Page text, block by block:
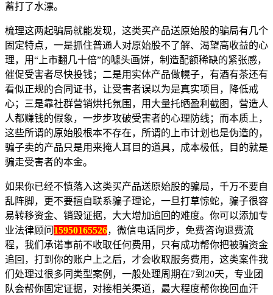
蓄打了水漂。
梳理这两起骗局就能发现，这类买产品送原始股的骗局有几个
固定特点，一是抓住普通人对原始股不了解、渴望高收益的心
理，用“上市翻几十倍”的噱头画饼，制造配额稀缺的紧张感，
催促受害者尽快投钱；二是用实体产品做幌子，有酒有茶还有
看似正规的合同证书，让受害者误以为是真实项目，降低戒
心；三是靠社群营销烘托氛围，用大量托晒盈利截图，营造人
人都赚钱的假象，一步步攻破受害者的心理防线；而本质上，
这些所谓的原始股根本不存在，所谓的上市计划也是伪造的，
骗子卖的产品只是用来掩人耳目的道具，成本极低，目的就是
骗走受害者的本金。
如果你已经不慎落入这类买产品送原始股的骗局，千万不要自
乱阵脚，更不要擅自联系骗子理论，一旦打草惊蛇，骗子很容
易转移资金、销毁证据，大大增加追回的难度。你可以添加专
业法律顾问 15950165526，微信电话同步，免费咨询退费流
程，我们承诺事前不收取任何费用，只有成功帮你把被骗资金
追回，打到你的账户上之后，才会收取服务费用，这类案件我
们处理过很多同类型案例，一般处理周期在7到20天，专业团
队会帮你固定证据，对接相关渠道，最大程度帮你挽回血汗